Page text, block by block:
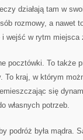
działają tam w
rozmowy, a nawet
wejść w rytm
pocztówki. To także
To kraj, w którym
się
własnych potrzeb.
podróż była mądra.